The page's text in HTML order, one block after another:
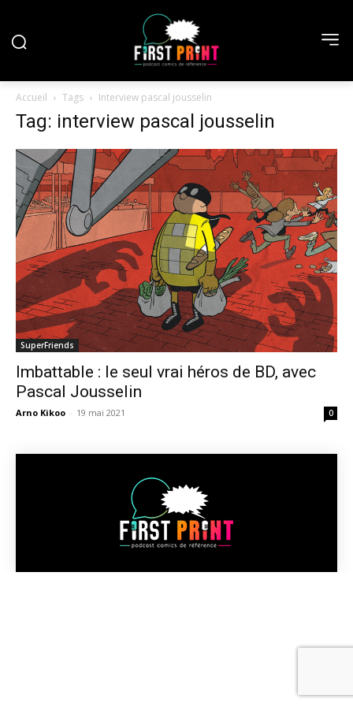
Accueil Tags Interview pascal jousselin
Tag: interview pascal jousselin
SuperFriends
Imbattable : le seul vrai héros de BD, avec
Pascal Jousselin
Arno Kikoo - 19 mai 2021 0